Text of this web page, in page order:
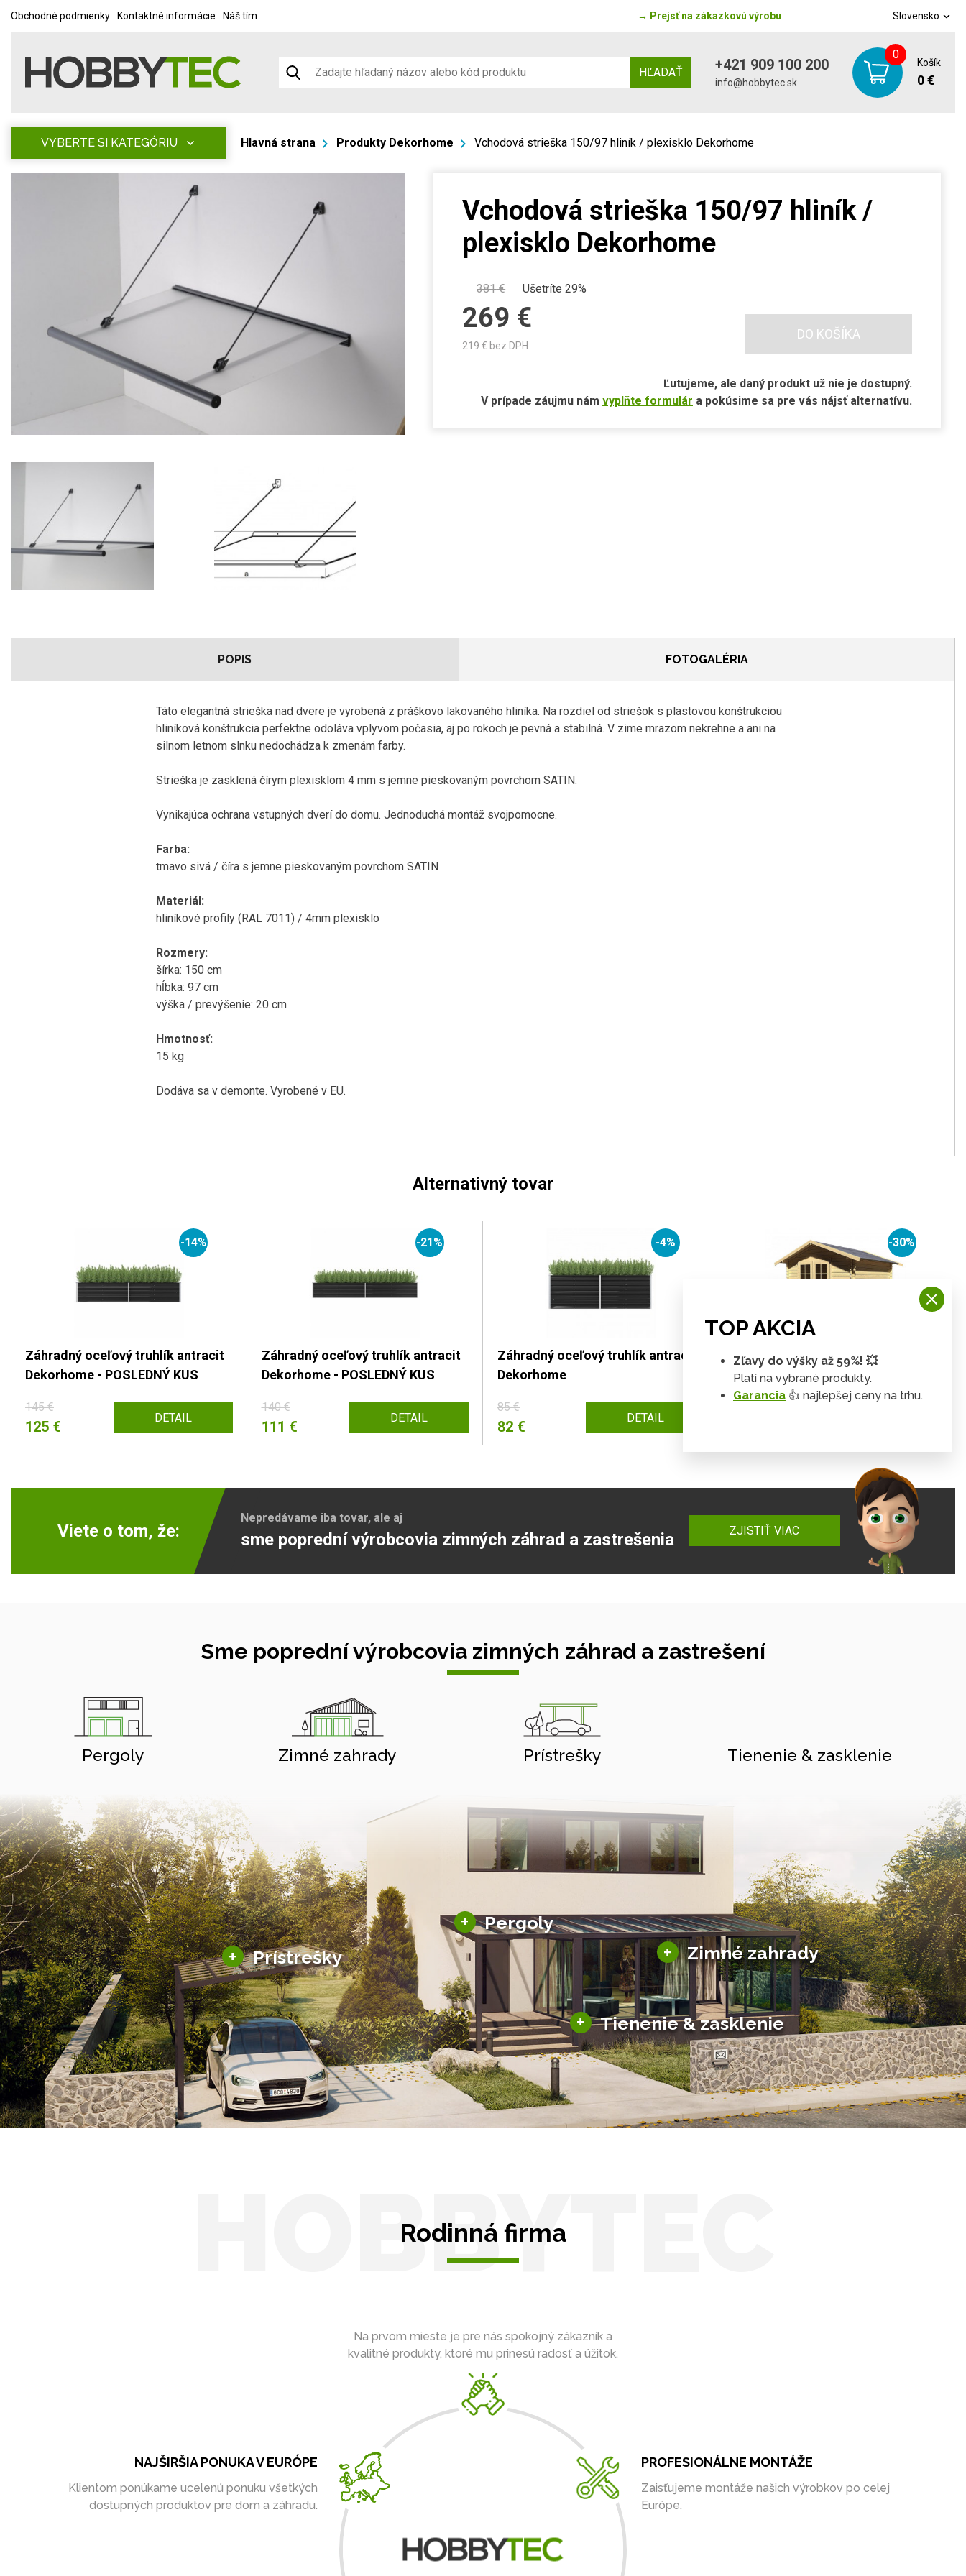
Obchodné podmienky Kontaktné informácie Náš tím → Prejsť na zákazkovú výrobu Slovensko
HĽADAŤ +421 909 100 200
info@hobbytec.sk
0
Košík
0 €
VYBERTE SI KATEGÓRIU Hlavná strana Produkty Dekorhome Vchodová strieška 150/97 hliník / plexisklo Dekorhome
Vchodová strieška 150/97 hliník /
plexisklo Dekorhome
381€ Ušetríte 29%
269 €
219 € bez DPH
DO KOŠÍKA
Ľutujeme, ale daný produkt už nie je dostupný.
V prípade záujmu nám vyplňte formulár a pokúsime sa pre vás nájsť alternatívu.
POPIS FOTOGALÉRIA
Táto elegantná strieška nad dvere je vyrobená z práškovo lakovaného hliníka. Na rozdiel od striešok s plastovou konštrukciou
hliníková konštrukcia perfektne odoláva vplyvom počasia, aj po rokoch je pevná a stabilná. V zime mrazom nekrehne a ani na
silnom letnom slnku nedochádza k zmenám farby.
Strieška je zasklená čírym plexisklom 4 mm s jemne pieskovaným povrchom SATIN.
Vynikajúca ochrana vstupných dverí do domu. Jednoduchá montáž svojpomocne.
Farba:
tmavo sivá / číra s jemne pieskovaným povrchom SATIN
Materiál :
hliníkové profily (RAL 7011) / 4mm plexisklo
Rozmery:
šírka: 150 cm
hĺbka: 97 cm
výška / prevýšenie: 20 cm
Hmotnosť:
15 kg
Dodáva sa v demonte. Vyrobené v EU.
Alternativný tovar
-14%
Záhradný oceľový truhlík antracit
Dekorhome - POSLEDNÝ KUS
145 €
125 € DETAIL
-21%
Záhradný oceľový truhlík antracit
Dekorhome - POSLEDNÝ KUS
140 €
111 € DETAIL
-4%
Záhradný oceľový truhlík antracit
Dekorhome
85 €
82 € DETAIL
-30%
Drevený záhradný domček vr.
podlahy 297 x 297 cm Dekorhome
Viete o tom, že:
Nepredávame iba tovar, ale aj
sme poprední výrobcovia zimných záhrad a zastrešenia ZJISTIŤ VIAC
Sme poprední výrobcovia zimných záhrad a zastrešení
Pergoly Zimné zahrady Prístrešky Tienenie & zasklenie
+ Pergoly
Hliníkové pergoly
Bioklimatické pergoly
Altány a zastrešenie
Solárne pergoly
+ Zimné zahrady
Sezónne zimné záhrady
Hliníkové zimné záhrady
Posuvné zimné záhrady
Solárne zimné záhrady
+ Prístrešky
Hliníkové prístrešky
Solárne prístrešky pre auto
+ Tienenie & zasklenie
Tienenie
Zasklenie
HOBBYTEC
Rodinná firma
Na prvom mieste je pre nás spokojný zákazník a
kvalitné produkty, ktoré mu prinesú radosť a úžitok.
PROFESIONÁLNE MONTÁŽE
Zaisťujeme montáže našich výrobkov po celej
Európe.
NAJŠIRŠIA PONUKA V EURÓPE
Klientom ponúkame ucelenú ponuku všetkých
dostupných produktov pre dom a záhradu.
TOP AKCIA
Zľavy do výšky až 59%! 💥
Platí na vybrané produkty.
Garancia 👍 najlepšej ceny na trhu.